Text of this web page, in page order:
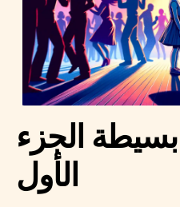
الجزء
الأول